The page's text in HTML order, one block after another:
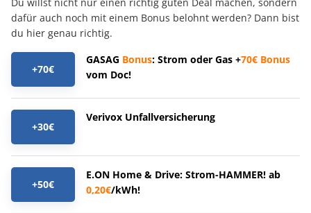
dafür auch noch mit einem Bonus belohnt werden? Dann bist
du hier genau richtig.
+70€
GASAG Bonus: Strom oder Gas +70€ Bonus
vom Doc!
+30€
Verivox Unfallversicherung
+50€
E.ON Home & Drive: Strom-HAMMER! ab
0,20€/kWh!